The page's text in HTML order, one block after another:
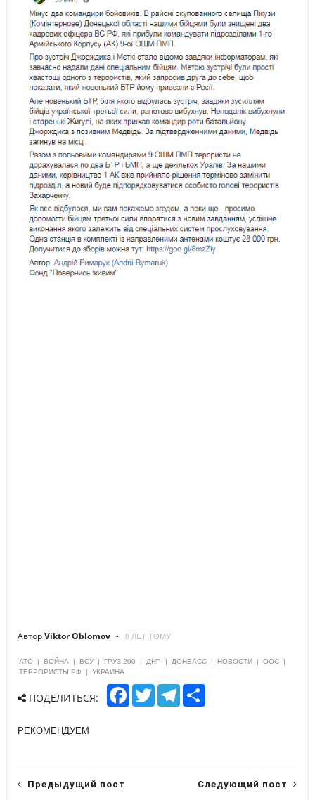
АвторViktor Oblomov 8 ЛЕТ ТОМУ
АТО | ВОЙНА | ВСУ | ГРУЗ-200 | ДНР | ДОНБАСС | НОВОСТИ | ООС
|
ТЕРРОРИСТЫ РФ
| УКРАИНА
ПОДЕЛИТЬСЯ:
F
T
w
T
e
S
РЕКОМЕНДУЕМ
Следующий пост
Предыдущий пост